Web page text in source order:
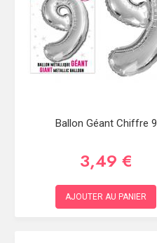
Ballon Géant Chiffre 9
3,49 €
AJOUTER AU PANIER